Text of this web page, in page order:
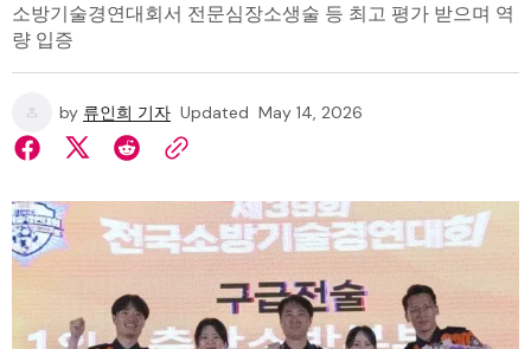
소방기술경연대회서 전문심장소생술 등 최고 평가 받으며 역
량 입증
by 류인희 기자 Updated May 14, 2026